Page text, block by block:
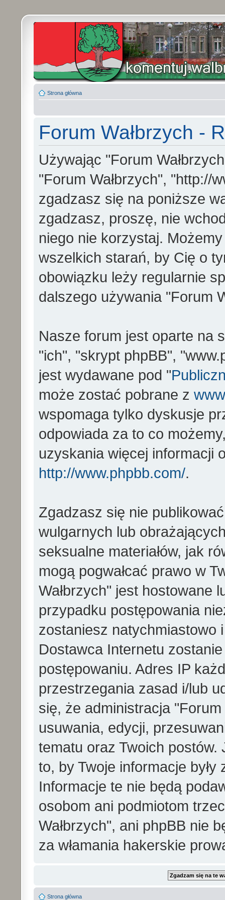
Strona główna
Forum Wałbrzych -
Używając "Forum
"Forum Wałbrzych", "http://
zgadzasz się na poniższe
zgadzasz, proszę, nie
niego nie korzystaj.
wszelkich starań, by Cię o
obowiązku leży regularnie
dalszego używania "Forum
Nasze forum jest oparte na
"ich", "skrypt phpBB",
jest wydawane pod "
może zostać pobrane z
wspomaga tylko dyskusje
odpowiada za to co
uzyskania więcej informacji
http://www.phpbb.com/.
Zgadzasz się nie
wulgarnych lub
seksualne materiałów, jak
mogą pogwałcać prawo w
Wałbrzych" jest hostowane
przypadku postępowania
zostaniesz natychmiastowo
Dostawca Internetu
postępowaniu. Adres IP
przestrzegania zasad i/lub
się, że administracja
usuwania, edycji,
tematu oraz Twoich
to, by Twoje informacje
Informacje te nie będą
osobom ani podmiotom
Wałbrzych", ani phpBB nie
za włamania hakerskie
Strona główna